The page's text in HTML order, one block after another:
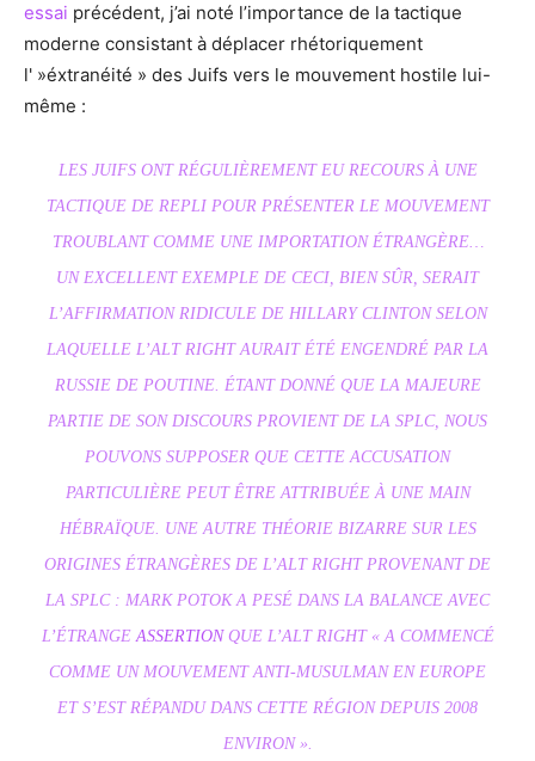
essai précédent, j’ai noté l’importance de la tactique
moderne consistant à déplacer rhétoriquement
l' »éxtranéité » des Juifs vers le mouvement hostile lui-
même :
LES JUIFS ONT RÉGULIÈREMENT EU RECOURS À UNE
TACTIQUE DE REPLI POUR PRÉSENTER LE MOUVEMENT
TROUBLANT COMME UNE IMPORTATION ÉTRANGÈRE…
UN EXCELLENT EXEMPLE DE CECI, BIEN SÛR, SERAIT
L’AFFIRMATION RIDICULE DE HILLARY CLINTON SELON
LAQUELLE L’ALT RIGHT AURAIT ÉTÉ ENGENDRÉ PAR LA
RUSSIE DE POUTINE. ÉTANT DONNÉ QUE LA MAJEURE
PARTIE DE SON DISCOURS PROVIENT DE LA SPLC, NOUS
POUVONS SUPPOSER QUE CETTE ACCUSATION
PARTICULIÈRE PEUT ÊTRE ATTRIBUÉE À UNE MAIN
HÉBRAÏQUE. UNE AUTRE THÉORIE BIZARRE SUR LES
ORIGINES ÉTRANGÈRES DE L’ALT RIGHT PROVENANT DE
LA SPLC : MARK POTOK A PESÉ DANS LA BALANCE AVEC
L’ÉTRANGEASSERTIONQUE L’ALT RIGHT « A COMMENCÉ
COMME UN MOUVEMENT ANTI-MUSULMAN EN EUROPE
ET S’EST RÉPANDU DANS CETTE RÉGION DEPUIS 2008
ENVIRON ».